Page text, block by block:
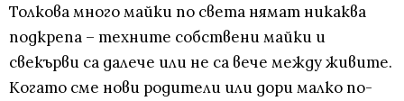
Толкова много майки по света нямат никаква
подкрепа – техните собствени майки и
свекърви са далече или не са вече между живите.
Когато сме нови родители или дори малко по-